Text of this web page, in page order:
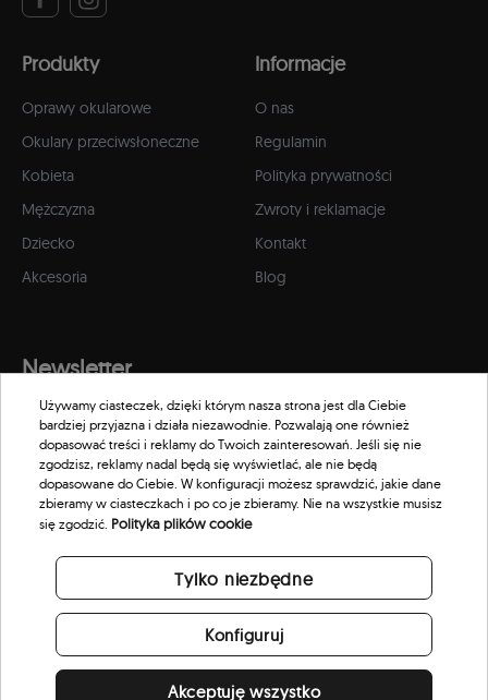
Produkty
Oprawy okularowe
Okulary przeciwsłoneczne
Kobieta
Mężczyzna
Dziecko
Akcesoria
Informacje
O nas
Regulamin
Polityka prywatności
Zwroty i reklamacje
Kontakt
Blog
Newsletter
Zapisz się do naszego newslettera, aby otrzymywać informacje o
promocjach i nowościach w naszym sklepie.
Używamy ciasteczek, dzięki którym nasza strona jest dla Ciebie
bardziej przyjazna i działa niezawodnie. Pozwalają one również
dopasować treści i reklamy do Twoich zainteresowań. Jeśli się nie
zgodzisz, reklamy nadal będą się wyświetlać, ale nie będą
dopasowane do Ciebie. W konfiguracji możesz sprawdzić, jakie dane
zbieramy w ciasteczkach i po co je zbieramy. Nie na wszystkie musisz
się zgodzić. Polityka plików cookie
Tylko niezbędne
Konfiguruj
Akceptuję wszystko